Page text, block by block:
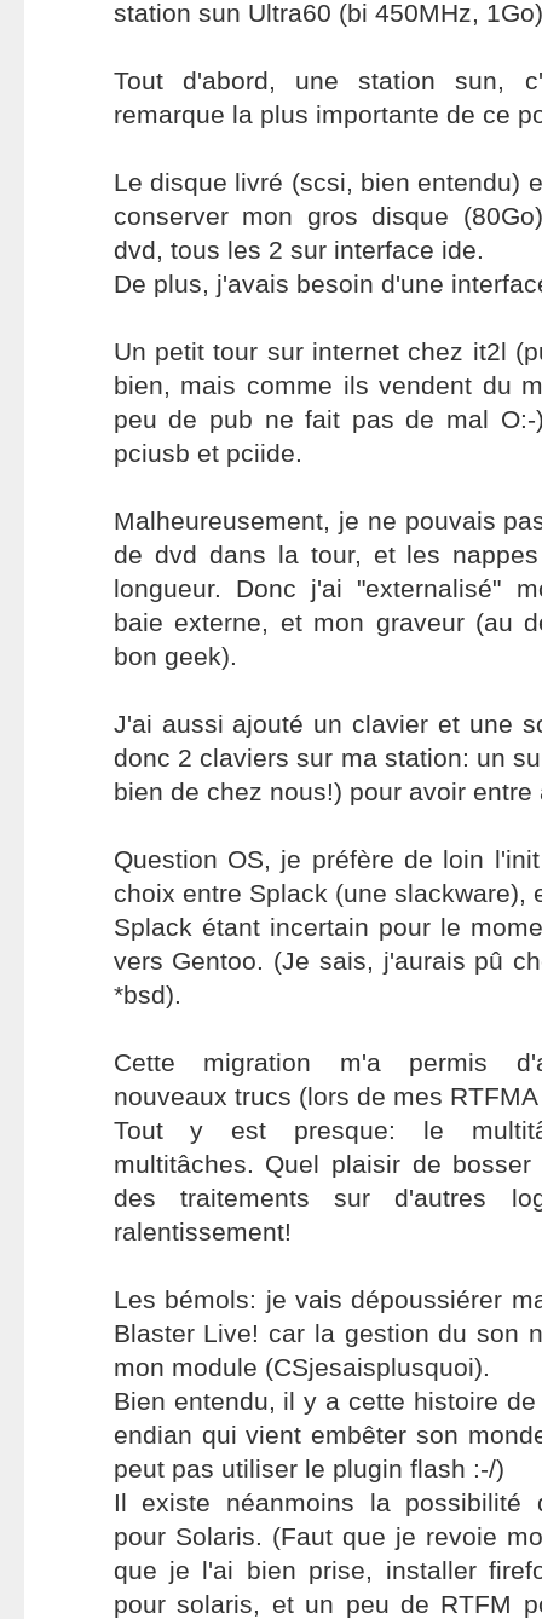
station sun Ultra60 (bi 450MHz,
Tout d'abord, une station sun,
remarque la plus importante de ce
Le disque livré (scsi, bien entendu)
conserver mon gros disque
dvd, tous les 2 sur interface ide.
De plus, j'avais besoin d'une
Un petit tour sur internet chez it2l
bien, mais comme ils vendent du
peu de pub ne fait pas de mal
pciusb et pciide.
Malheureusement, je ne pouvais
de dvd dans la tour, et les
longueur. Donc j'ai "externalisé"
baie externe, et mon graveur (au
bon geek).
J'ai aussi ajouté un clavier et une
donc 2 claviers sur ma station: un
bien de chez nous!) pour avoir
Question OS, je préfère de loin
choix entre Splack (une slackware),
Splack étant incertain pour le
vers Gentoo. (Je sais, j'aurais pû
*bsd).
Cette migration m'a permis
nouveaux trucs (lors de mes
Tout y est presque: le
multitâches. Quel plaisir de
des traitements sur d'autres
ralentissement!
Les bémols: je vais dépoussiérer
Blaster Live! car la gestion du son
mon module (CSjesaisplusquoi).
Bien entendu, il y a cette histoire
endian qui vient embêter son
peut pas utiliser le plugin flash :-/)
Il existe néanmoins la possibilité
pour Solaris. (Faut que je revoie
que je l'ai bien prise, installer
pour solaris, et un peu de RTFM